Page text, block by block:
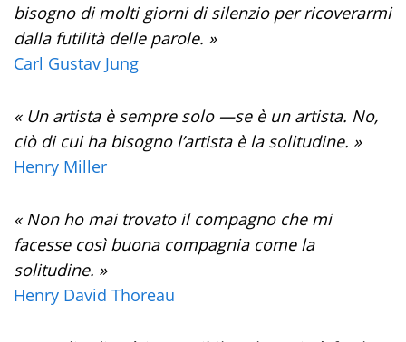
bisogno di molti giorni di silenzio per ricoverarmi
dalla futilità delle parole. »
Carl Gustav Jung
« Un artista è sempre solo —se è un artista. No,
ciò di cui ha bisogno l’artista è la solitudine. »
Henry Miller
« Non ho mai trovato il compagno che mi
facesse così buona compagnia come la
solitudine. »
Henry David Thoreau